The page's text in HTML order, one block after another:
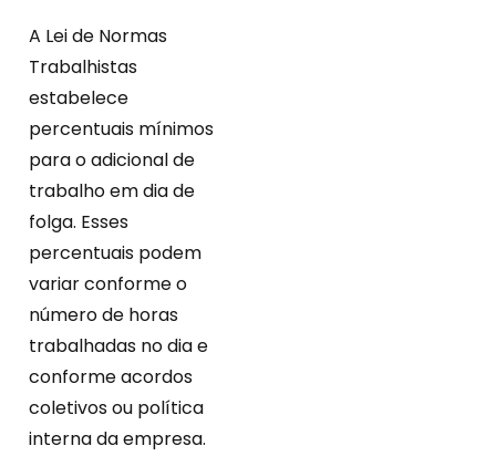
A Lei de Normas
Trabalhistas
estabelece
percentuais mínimos
para o adicional de
trabalho em dia de
folga. Esses
percentuais podem
variar conforme o
número de horas
trabalhadas no dia e
conforme acordos
coletivos ou política
interna da empresa.